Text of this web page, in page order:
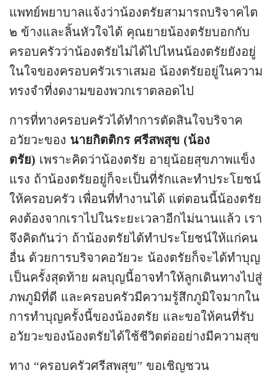
แพทย์พยาบาลแจ้งว่าน้องตรัยสามารถบริจาคไต
๒ ข้างและลิ้นหัวใจได้ คุณยายน้องตรัยบอกกับ
ครอบครัวว่าน้องตรัยไม่ได้ไปไหนน้องตรัยยังอยู่
ในใจของครอบครัวเราเสมอ น้องตรัยอยู่ในความ
ทรงจำที่งดงามของพวกเราตลอดไป
การที่ทางครอบครัวได้ทำการตัดสินใจบริจาค
อวัยวะของ นายกิตติกร ศรีสพสุข (น้อง
ตรัย) เพราะคิดว่าน้องตรัย อายุน้อยสุขภาพแข็ง
แรง ถ้าน้องตรัยอยู่ก็จะเป็นที่รักและทำประโยชน์
ให้ครอบครัว เพื่อนที่ทำงานได้ แต่ตอนนี้น้องตรัย
คงต้องจากเราไปในระยะเวลาอีกไม่นานแล้ว เรา
จึงคิดกันว่า ถ้าน้องตรัยได้ทำประโยชน์ให้แก่คน
อื่น ด้วยการบริจาคอวัยวะ น้องตรัยก็จะได้ทำบุญ
เป็นครั้งสุดท้าย ผลบุญนี้อาจทำให้ลูกเดินทางไปสู่
ภพภูมิที่ดี และครอบครัวมีความรู้สึกภูมิใจมากใน
การทำบุญครั้งนี้ของน้องตรัย และขอให้คนที่รับ
อวัยวะของน้องตรัยได้ใช้ชีวิตต่ออย่างมีความสุข
ทาง “ครอบครัวศรีสพสุข” ขอเชิญชวน